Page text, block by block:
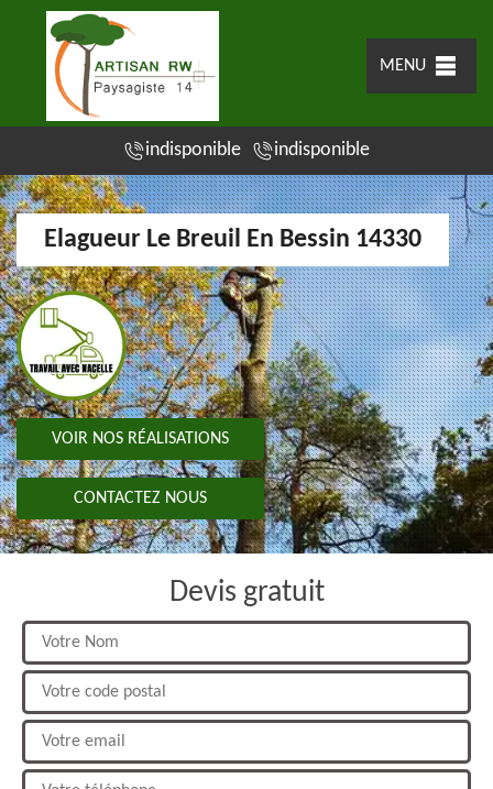
MENU
indisponible indisponible
Elagueur Le Breuil En Bessin 14330
VOIR NOS RÉALISATIONS
CONTACTEZ NOUS
Devis gratuit